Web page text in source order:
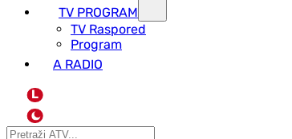
TV PROGRAM
ТV Raspored
Program
A RADIO
L